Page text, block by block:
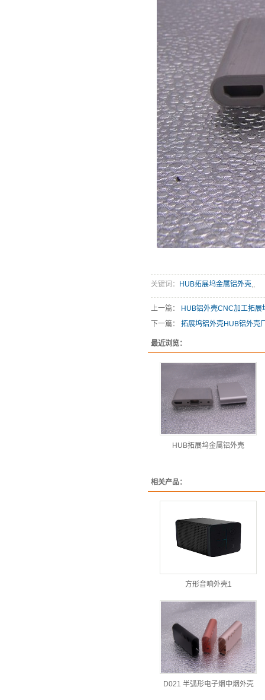
关键词： HUB拓展坞金属铝外壳,,
上一篇：
HUB铝外壳CNC加工拓展
下一篇： 拓展坞铝外壳HUB铝外壳
最近浏览：
HUB拓展坞金属铝外壳
相关产品：
方形音响外壳1
D021 半弧形电子烟中烟外壳